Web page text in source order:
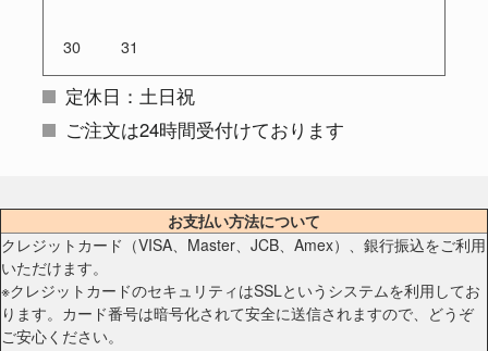
30 31
定休日：土日祝
ご注文は24時間受付けております
お支払い方法について
クレジットカード（VISA、Master、JCB、Amex）、銀行振込をご利用
いただけます。
※クレジットカードのセキュリティはSSLというシステムを利用してお
ります。カード番号は暗号化されて安全に送信されますので、どうぞ
ご安心ください。